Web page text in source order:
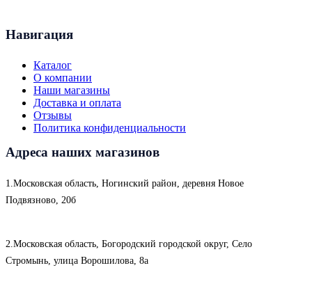
Навигация
Каталог
О компании
Наши магазины
Доставка и оплата
Отзывы
Политика конфиденциальности
Адреса наших магазинов
1.Московская область, Ногинский район, деревня Новое
Подвязново, 20б
2.Московская область, Богородский городской округ, Село
Стромынь, улица Ворошилова, 8а